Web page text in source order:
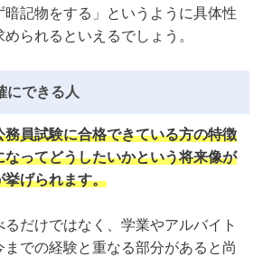
暗記物をする」というように具体性
られるといえるでしょう。
にできる人
務員試験に合格できている方の特徴
なってどうしたいかという将来像が
挙げられます。
だけではなく、学業やアルバイト
までの経験と重なる部分があると尚